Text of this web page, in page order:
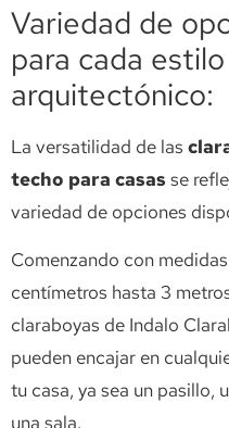
Variedad de
para cada estilo
arquitectónico:
La versatilidad de las
techo para casas se
variedad de opciones
Comenzando con
centímetros hasta 3
claraboyas de Indalo
pueden encajar en
tu casa, ya sea un pasillo,
una sala.